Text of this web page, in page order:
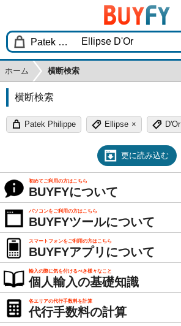
ホーム 横断検索
横断検索
Patek Philippe Ellipse × D'Or
更に読み込む
初めてご利用の方はこちら
BUYFYについて
パソコンをご利用の方はこちら
BUYFYツールについて
スマートフォンをご利用の方はこちら
BUYFYアプリについて
輸入の際に気を付けるべき様々なこと
個人輸入の基礎知識
各エリアの代行手数料を計算
代行手数料の計算